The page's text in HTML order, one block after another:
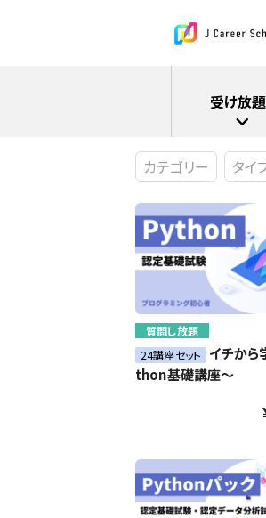
カテゴリー タイ
質問し放題
24講座セット
イチから
thon基礎講座～
受け放題